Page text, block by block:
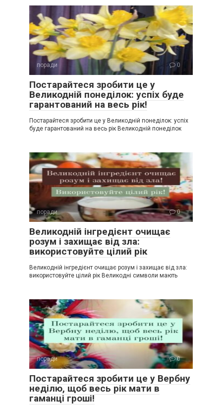
поради 0
Постарайтеся зробити це у
Великодній понеділок: успіх буде
гарантований на весь рік!
Постарайтеся зробити це у Великодній понеділок: успіх
буде гарантований на весь рік Великодній понеділок
поради 0
Великодній інгредієнт очищає
розум і захищає від зла:
використовуйте цілий рік
Великодній інгредієнт очищає розум і захищає від зла:
використовуйте цілий рік Великодні символи мають
поради 0
Постарайтеся зробити це у Вербну
неділю, щоб весь рік мати в
гаманці гроші!